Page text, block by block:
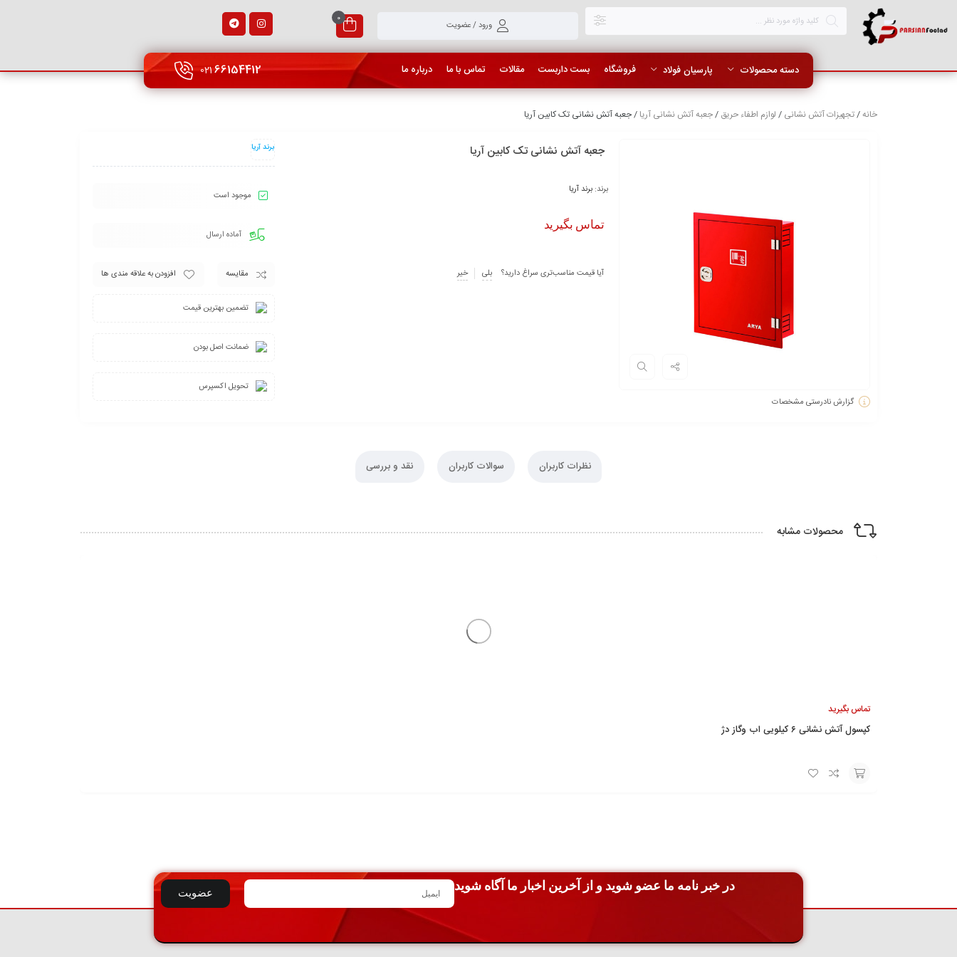
ورود / عضویت
0
دسته محصولات پارسیان فولاد فروشگاه بست داربست مقالات تماس با ما درباره ما 66154412
021
خانه/تجهیزات آتش نشانی / لوازم اطفاء حریق /جعبه آتش نشانی آریا / جعبه آتش نشانی تک کابین آریا
گزارش نادرستی مشخصات
جعبه آتش نشانی تک کابین آریا
برند:برند آریا
تماس بگیرید
آیا قیمت مناسب‌تری سراغ دارید؟ بلی خیر
برند آریا
موجود است
آماده ارسال
مقایسه افزودن به علاقه مندی ها
تضمین بهترین قیمت
ضمانت اصل بودن
تحویل اکسپرس
نظرات کاربران سوالات کاربران نقد و بررسی
محصولات مشابه
تماس بگیرید
کپسول آتش نشانی ۶ کیلویی اب وگاز دژ
عضویت
در خبر نامه ما عضو شوید و از آخرین اخبار ما آگاه شوید